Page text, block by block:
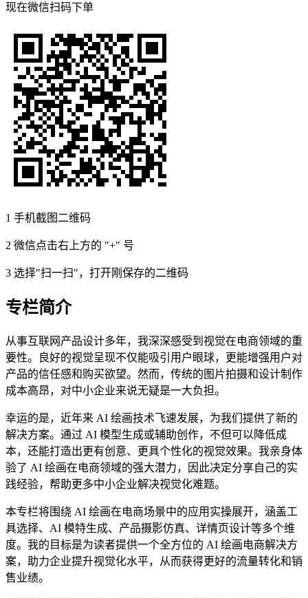
现在微信扫码下单
1 手机截图二维码
2 微信点击右上方的 "+" 号
3 选择"扫一扫"，打开刚保存的二维码
专栏简介
从事互联网产品设计多年，我深深感受到视觉在电商领域的重
要性。良好的视觉呈现不仅能吸引用户眼球，更能增强用户对
产品的信任感和购买欲望。然而，传统的图片拍摄和设计制作
成本高昂，对中小企业来说无疑是一大负担。
幸运的是，近年来 AI 绘画技术飞速发展，为我们提供了新的
解决方案。通过 AI 模型生成或辅助创作，不但可以降低成
本，还能打造出更有创意、更具个性化的视觉效果。我亲身体
验了 AI 绘画在电商领域的强大潜力，因此决定分享自己的实
践经验，帮助更多中小企业解决视觉化难题。
本专栏将围绕 AI 绘画在电商场景中的应用实操展开，涵盖工
具选择、AI 模特生成、产品摄影仿真、详情页设计等多个维
度。我的目标是为读者提供一个全方位的 AI 绘画电商解决方
案，助力企业提升视觉化水平，从而获得更好的流量转化和销
售业绩。